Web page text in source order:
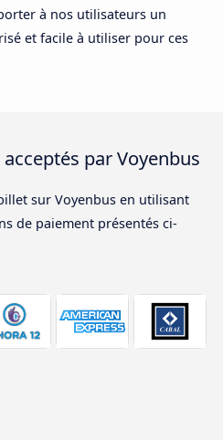
à nos utilisateurs un
et facile à utiliser pour ces
par Voyenbus
sur Voyenbus en utilisant
de paiement présentés ci-